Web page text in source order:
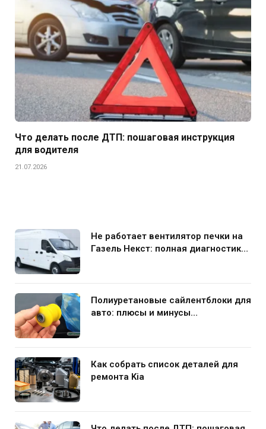
Что делать после ДТП: пошаговая инструкция
для водителя
21.07.2026
Не работает вентилятор печки на
Газель Некст: полная диагностика
Полиуретановые сайлентблоки для
авто: плюсы и минусы
Как собрать список деталей для
ремонта Kia